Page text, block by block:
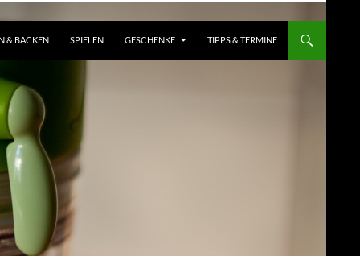
& BACKEN SPIELEN GESCHENKE TIPPS & TERMINE